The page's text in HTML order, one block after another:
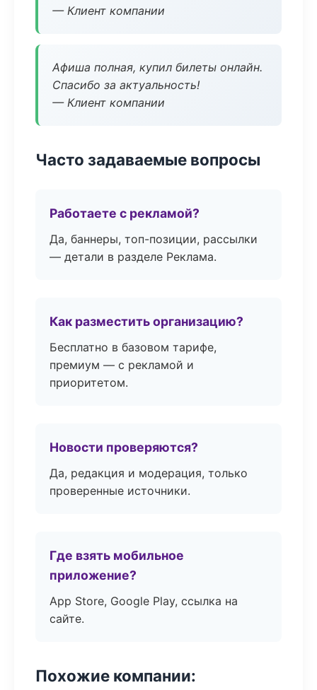
— Клиент компании
Афиша полная, купил билеты онлайн.
Спасибо за актуальность!
— Клиент компании
Часто задаваемые вопросы
Работаете с рекламой?
Да, баннеры, топ-позиции, рассылки
— детали в разделе Реклама.
Как разместить организацию?
Бесплатно в базовом тарифе,
премиум — с рекламой и
приоритетом.
Новости проверяются?
Да, редакция и модерация, только
проверенные источники.
Где взять мобильное
приложение?
App Store, Google Play, ссылка на
сайте.
Похожие компании: